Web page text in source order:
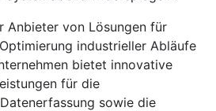
Anbieter von Lösungen für
industrieller Abläufe
bietet innovative
für die
sowie die